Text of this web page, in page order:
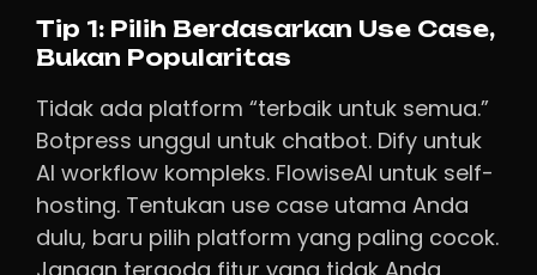
Tip 1: Pilih Berdasarkan Use Case,
Bukan Popularitas
Tidak ada platform “terbaik untuk semua.”
Botpress unggul untuk chatbot. Dify untuk
AI workflow kompleks. FlowiseAI untuk self-
hosting. Tentukan use case utama Anda
dulu, baru pilih platform yang paling cocok.